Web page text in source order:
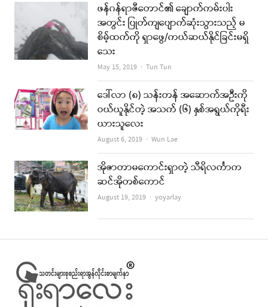
ဖန်ဂန်ရာဇီတောင်၏ ချောက်ကမ်းပါး
အတွင်း ပြုတ်ကျပျောက်ဆုံးသွားသည့် မ
စိမ့်ထက်ကို ရှာဖွေ/ကယ်ဆယ်နိုင်ခြင်းမရှိ
သေး
May 15, 2019 Author
Tun Tun
ဒေါ်လာ (၈) သန်းတန် အဆောက်အဦးကို
ဝယ်ယူနိုင်တဲ့ အသက် (၆) နှစ်အရွယ်ကိုရီး
ယားသူလေး
August 6, 2019 Author
Wun Lae
အိုဇာတာမကောင်းရှာတဲ့ သီရိလင်္ကာက
ဆင်အိုတစ်ကောင်
August 19, 2019 Author
yoyarlay